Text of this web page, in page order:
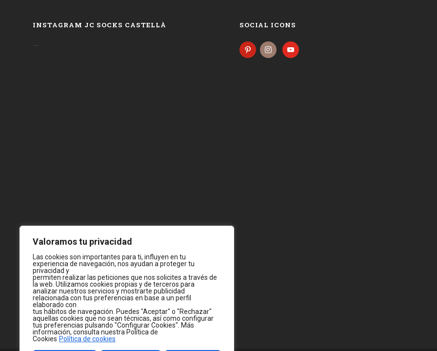
Valoramos tu privacidad
Las cookies son importantes para ti, influyen en tu
experiencia de navegación, nos ayudan a proteger tu
privacidad y
permiten realizar las peticiones que nos solicites a través de
la web. Utilizamos cookies propias y de terceros para
analizar nuestros servicios y mostrarte publicidad
relacionada con tus preferencias en base a un perfil
elaborado con
tus hábitos de navegación. Puedes "Aceptar" o "Rechazar"
aquellas cookies que no sean técnicas, así como configurar
tus preferencias pulsando "Configurar Cookies". Más
información, consulta nuestra Política de
Cookies Política de cookies
INSTAGRAM JC SOCKS CASTELLÀ SOCIAL ICONS